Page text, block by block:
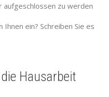
aufgeschlossen zu werden
ein? Schreiben Sie es
Hausarbeit